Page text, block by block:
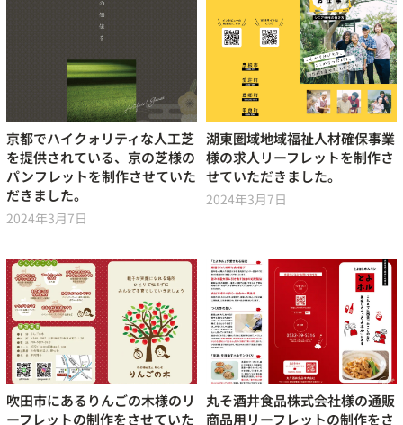
京都でハイクォリティな人工芝
を提供されている、京の芝様の
パンフレットを制作させていた
だきました。
2024年3月7日
湖東圏域地域福祉人材確保事業
様の求人リーフレットを制作さ
せていただきました。
2024年3月7日
吹田市にあるりんごの木様のリ
ーフレットの制作をさせていた
丸そ酒井食品株式会社様の通販
商品用リーフレットの制作をさ